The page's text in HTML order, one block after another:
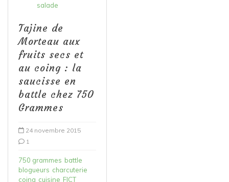
salade
Tajine de
Morteau aux
fruits secs et
au coing : la
saucisse en
battle chez 750
Grammes
24 novembre 2015
1
750 grammes battle
blogueurs charcuterie
coing cuisine FICT